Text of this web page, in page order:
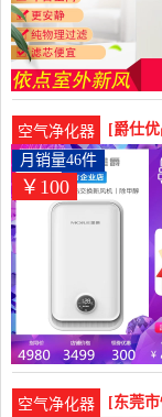
空气净化器
[爵仕
用清风
￥100
月销量46件
空气净化器
[东莞